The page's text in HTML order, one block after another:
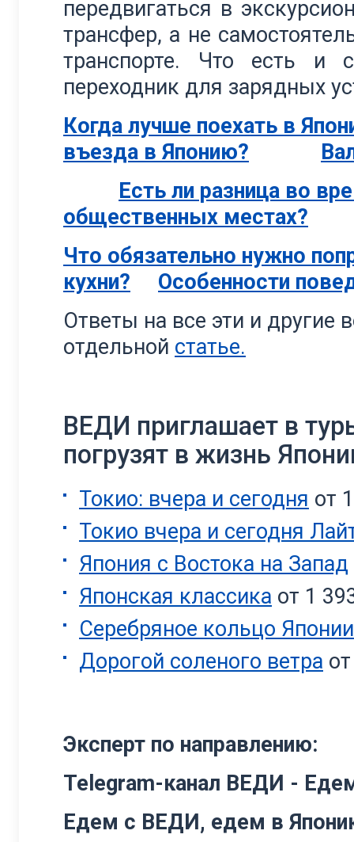
передвигаться в
трансфер, а не
транспорте. Что есть и
переходник для зарядных
Когда лучше поехать в
въезда в Японию?
Есть ли разница во
общественных местах?
Что обязательно нужно
кухни?
Особенности
Ответы на все эти и
отдельной статье.
ВЕДИ приглашает в
погрузят в жизнь
Токио: вчера и сегодня от
Токио вчера и сегодня
Япония с Востока на Запад
Японская классика от 1
Серебряное кольцо Японии
Дорогой соленого ветра
Эксперт по направлению:
Telegram-канал ВЕДИ -
Едем с ВЕДИ, едем в